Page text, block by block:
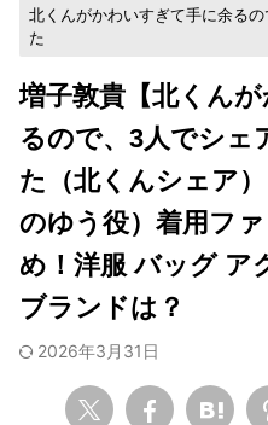
・波瑠
・高畑充希
・さとうほなみ
・ 前田敦子
・水川あさみ
・ 田中みな実
・松岡茉優
木南晴夏
北くんがかわいすぎて手に余る
た
増子敦貴【北くん
るので、3人でシェ
た（北くんシェア
のゆう役）着用フ
め！洋服 バッグ ア
ブランドは？
2026年3月31日